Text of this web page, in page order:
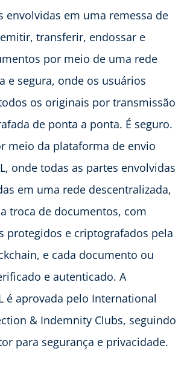
envolvidas em uma remessa de
transferir, endossar e
por meio de uma rede
e segura, onde os usuários
os originais por transmissão
de ponta a ponta. É seguro.
meio da plataforma de envio
onde todas as partes envolvidas
em uma rede descentralizada,
troca de documentos, com
protegidos e criptografados pela
e cada documento ou
e autenticado. A
é aprovada pelo International
& Indemnity Clubs, seguindo
para segurança e privacidade.